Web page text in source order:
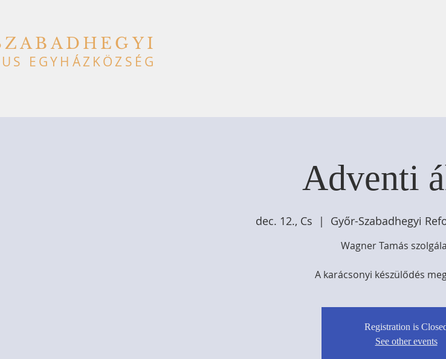
EGYHÁZKÖZSÉG
Adventi
dec. 12., Cs
  |
Győr-Szabadhegyi
Wagner Tamás
A karácsonyi készülődés
Registration is
See other events